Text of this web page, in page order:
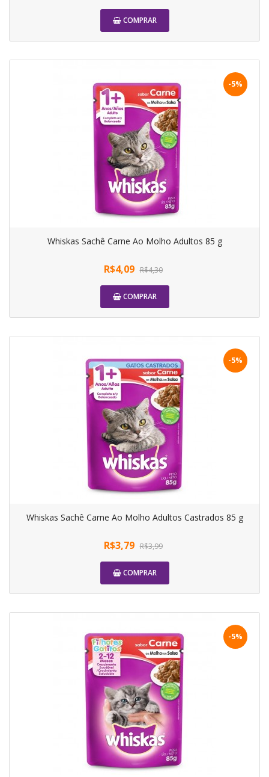
COMPRAR
-5%
Whiskas Sachê Carne Ao Molho Adultos 85 g
R$4,09 R$4,30
COMPRAR
-5%
Whiskas Sachê Carne Ao Molho Adultos Castrados 85 g
R$3,79 R$3,99
COMPRAR
-5%